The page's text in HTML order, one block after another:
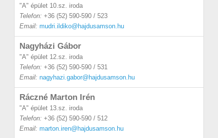
"A" épület 10.sz. iroda
Telefon: +36 (52) 590-590 / 523
Email: mudri.ildiko@hajdusamson.hu
Nagyházi Gábor
"A" épület 12.sz. iroda
Telefon: +36 (52) 590-590 / 531
Email: nagyhazi.gabor@hajdusamson.hu
Ráczné Marton Irén
"A" épület 13.sz. iroda
Telefon: +36 (52) 590-590 / 512
Email: marton.iren@hajdusamson.hu